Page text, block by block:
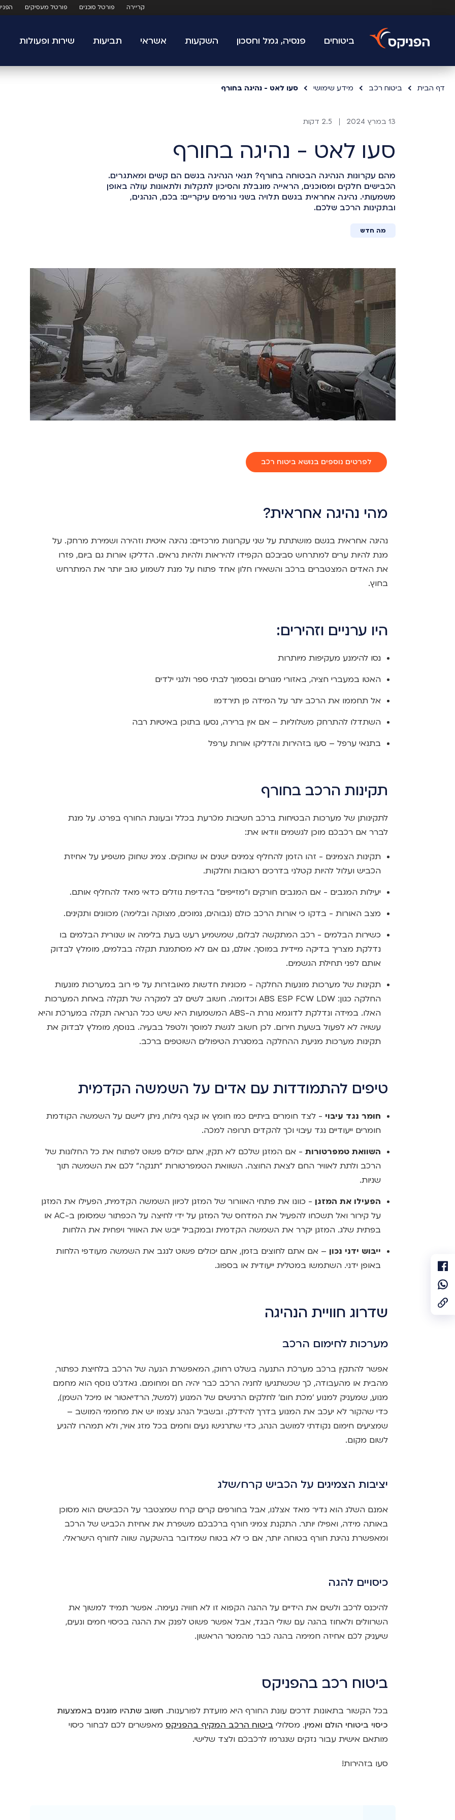
קריירה פורטל סוכנים פורטל מעסיקים
ביטוחים פנסיה, גמל וחסכון השקעות אשראי תביעות שירות ופעולות
דף הבית ביטוח רכב מידע שימושי סעו לאט - נהיגה בחורף
13 במרץ 2024 2.5 דקות
סעו לאט - נהיגה בחורף
מהם עקרונות הנהיגה הבטוחה בחורף? תנאי הנהיגה בגשם הם קשים ומאתגרים.
הכבישים חלקים ומסוכנים, הראייה מוגבלת והסיכון לתקלות ולתאונות עולה באופן
משמעותי. נהיגה אחראית בגשם תלויה בשני גורמים עיקריים: בכם, הנהגים,
ובתקינות הרכב שלכם.
מה חדש
לפרטים נוספים בנושא ביטוח רכב
מהי נהיגה אחראית?
נהיגה אחראית בגשם מושתתת על שני עקרונות מרכזיים: נהיגה איטית וזהירה ושמירת מרחק. על
מנת להיות ערים למתרחש סביבכם הקפידו להיראות ולהיות נראים. הדליקו אורות גם ביום, פזרו
את האדים המצטברים ברכב והשאירו חלון אחד פתוח על מנת לשמוע טוב יותר את המתרחש
בחוץ.
היו ערניים וזהירים:
נסו להימנע מעקיפות מיותרות
האטו במעברי חציה, באזורי מגורים ובסמוך לבתי ספר ולגני ילדים
אל תחממו את הרכב יתר על המידה פן תירדמו
השתדלו להתרחק משלוליות – אם אין ברירה, נסעו בתוכן באיטיות רבה
בתנאי ערפל – סעו בזהירות והדליקו אורות ערפל
תקינות הרכב בחורף
לתקינותן של מערכות הבטיחות ברכב חשיבות מכרעת בכלל ובעונת החורף בפרט. על מנת
לברר אם רכבכם מוכן לגשמים וודאו את:
תקינות הצמיגים - זהו הזמן להחליף צמיגים ישנים או שחוקים. צמיג שחוק משפיע על אחיזת
הכביש ועלול להיות קטלני בדרכים רטובות וחלקות.
יעילות המגבים - אם המגבים חורקים ו"מזייפים" בהדיפת נוזלים כדאי מאד להחליף אותם.
מצב האורות - בדקו כי אורות הרכב כולם (גבוהים, נמוכים, מצוקה ובלימה) מכוונים ותקינים.
כשירות הבלמים - רכב המתקשה לבלום, שמשמיע רעש בעת בלימה או שנורית הבלמים בו
נדלקת מצריך בדיקה מיידית במוסך. אולם, גם אם לא מסתמנת תקלה בבלמים, מומלץ לבדוק
אותם לפני תחילת הגשמים.
תקינות של מערכות מונעות החלקה - מכוניות חדשות מאובזרות על פי רוב במערכות מונעות
החלקה כגון: ABS ESP FCW LDW וכדומה. חשוב לשים לב למקרה של תקלה באחת המערכות
האלו. במידה ונדלקת לדוגמא נורת ה-ABS המשמעות היא שיש ככל הנראה תקלה במערכת והיא
עשויה לא לפעול בשעת חירום. לכן חשוב לגשת למוסך ולטפל בבעיה. בנוסף, מומלץ לבדוק את
תקינות מערכות מניעת ההחלקה במסגרת הטיפולים השוטפים ברכב.
טיפים להתמודדות עם אדים על השמשה הקדמית
חומר נגד עיבוי - לצד חומרים ביתיים כמו חומץ או קצף גילוח, ניתן ליישם על השמשה הקודמת
חומרים ייעודיים נגד עיבוי וכך להקדים תרופה למכה.
השוואת טמפרטורות - אם המזגן שלכם לא תקין, אתם יכולים פשוט לפתוח את כל החלונות של
הרכב ולתת לאוויר החם לצאת החוצה. השוואת הטמפרטורות “תנקה” לכם את השמשה תוך
שניות.
הפעילו את המזגן - כוונו את פתחי האוורור של המזגן לכיוון השמשה הקדמית, הפעילו את המזגן
על קירור ואל תשכחו להפעיל את המדחס של המזגן על ידי לחיצה על הכפתור שמסומן ב-AC או
בפתית שלג. המזגן יקרר את השמשה הקדמית ובמקביל ייבש את האוויר ויפחית את הלחות
ייבוש ידני נכון – אם אתם לחוצים בזמן, אתם יכולים פשוט לנגב את השמשה מעודפי הלחות
באופן ידני. השתמשו במטלית ייעודית או בספוג.
שדרוג חוויית הנהיגה
מערכות לחימום הרכב
אפשר להתקין ברכב מערכת התנעה בשלט רחוק, המאפשרת הנעה של הרכב בלחיצת כפתור,
מהבית או מהעבודה, כך שכשתגיעו לחניה הרכב כבר יהיה חם ומחומם. גאדג'ט נוסף הוא מחמם
מנוע, שמעניק למנוע 'מכת חום' לחלקים הרגישים של המנוע (למשל, הרדיאטור או מיכל השמן),
כדי שהקור לא יעכב את המנוע בדרך להידלק. ובשביל הנהג עצמו יש את מחממי המושב –
שמציעים חימום נקודתי למושב הנהג, כדי שתרגישו נעים וחמים בכל מזג אויר, ולא תמהרו להגיע
לשום מקום.
יציבות הצמיגים על הכביש קרח/שלג
אמנם השלג הוא נדיר מאד אצלנו, אבל בחורפים קרים קרח שמצטבר על הכבישים הוא מסוכן
באותה מידה, ואפילו יותר. התקנת צמיגי חורף ברכבכם משפרת את אחיזת הכביש של הרכב
ומאפשרת נהיגת חורף בטוחה יותר, אם כי לא בטוח שמדובר בהשקעה שווה לחורף הישראלי.
כיסויים להגה
להיכנס לרכב ולשים את הידיים על ההגה הקפוא זו לא חוויה נעימה. אפשר תמיד למשוך את
השרוולים ולאחוז בהגה עם שולי הבגד, אבל אפשר פשוט לפנק את ההגה בכיסוי חמים ונעים,
שיעניק לכם אחיזה חמימה בהגה כבר מהמטר הראשון.
ביטוח רכב בהפניקס
בכל הקשור בתאונות דרכים עונת החורף היא מועדת לפורענות. חשוב שתהיו מוגנים באמצעות
כיסוי ביטוחי הולם ואמין. מסלולי ביטוח הרכב המקיף בהפניקס מאפשרים לכם לבחור כיסוי
מותאם אישית עבור נזקים שנגרמו לרכבכם ולצד שלישי.
סעו בזהירות!